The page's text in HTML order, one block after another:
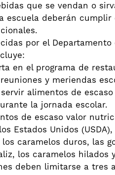
que se vendan o
escuela deberán
por el
en el programa de
y meriendas
alimentos de
la jornada escolar.
de escaso valor
Estados Unidos
caramelos duros, las
los caramelos hilados
deben limitarse a tres